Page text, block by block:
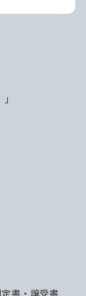
書・譲受書